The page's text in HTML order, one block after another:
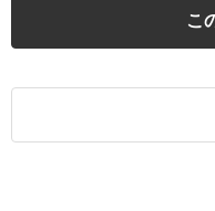
こ